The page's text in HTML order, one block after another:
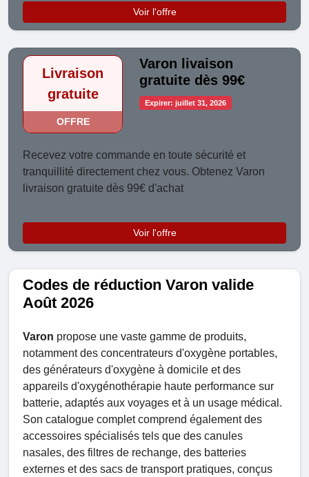
Voir l'offre
Livraison
gratuite
OFFRE
Varon livaison
gratuite dès 99€
Expirer: juillet 31, 2026
Recevez votre commande en toute sécurité et
tranquillité directement chez vous. Obtenez Varon
livraison gratuite dès 99€ d'achat
Voir l'offre
Codes de réduction Varon valide
Août 2026
Varon propose une vaste gamme de produits,
notamment des concentrateurs d'oxygène portables,
des générateurs d'oxygène à domicile et des
appareils d'oxygénothérapie haute performance sur
batterie, adaptés aux voyages et à un usage médical.
Son catalogue complet comprend également des
accessoires spécialisés tels que des canules
nasales, des filtres de rechange, des batteries
externes et des sacs de transport pratiques, conçus